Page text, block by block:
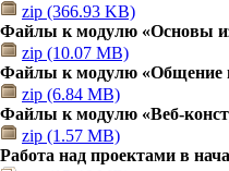
zip (366.93 KB)
Файлы к модулю «Основы
zip (10.07 MB)
Файлы к модулю «Общение
zip (6.84 MB)
Файлы к модулю «Веб-
zip (1.57 MB)
Работа над проектами в